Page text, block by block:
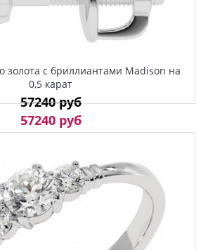
золота с бриллиантами Madison на
0,5 карат
57240 руб
57240 руб